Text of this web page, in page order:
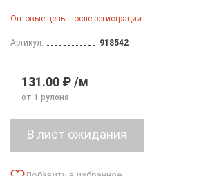
Оптовые цены после регистрации
Артикул: 918542
131.00 ₽ /м
от 1 рулона